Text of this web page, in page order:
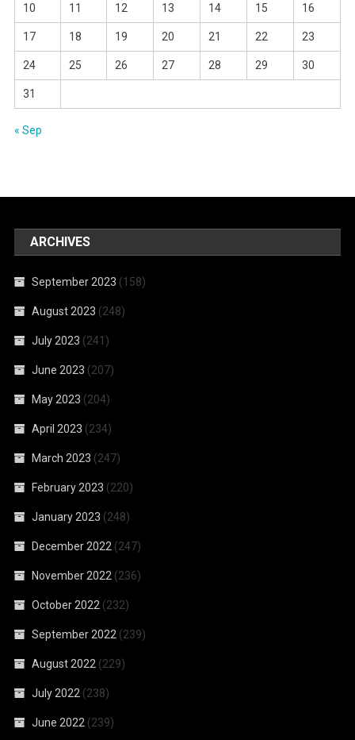
10 11 12 13 14 15 16
17 18 19 20 21 22 23
24 25 26 27 28 29 30
31
« Sep
ARCHIVES
September 2023 (158)
August 2023 (248)
July 2023 (241)
June 2023 (207)
May 2023 (204)
April 2023 (234)
March 2023 (247)
February 2023 (220)
January 2023 (248)
December 2022 (247)
November 2022 (236)
October 2022 (232)
September 2022 (239)
August 2022 (229)
July 2022 (238)
June 2022 (239)